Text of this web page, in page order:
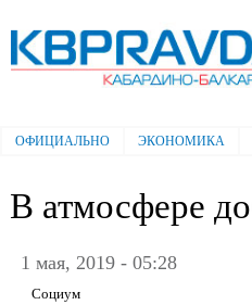
Электронная газета "Кабардино-
Балкарская правда"
Главное меню
ОФИЦИАЛЬНО ЭКОНОМИКА
В атмосфере
1 мая, 2019 - 05:28
Социум